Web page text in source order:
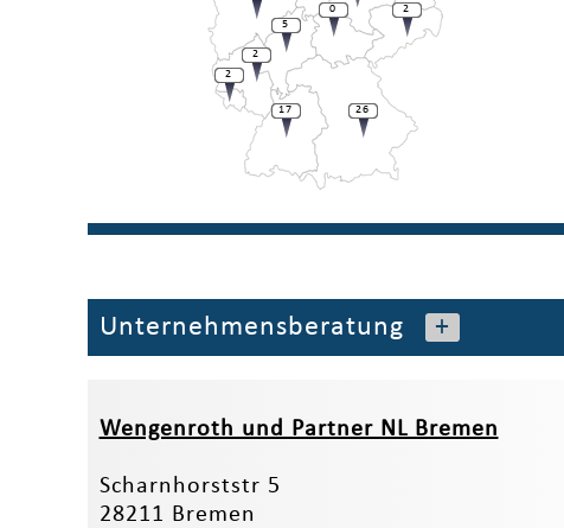
2
2
5
2
17
0
26
Unternehmensberatung +
Wengenroth und Partner NL Bremen
Scharnhorststr 5
28211 Bremen